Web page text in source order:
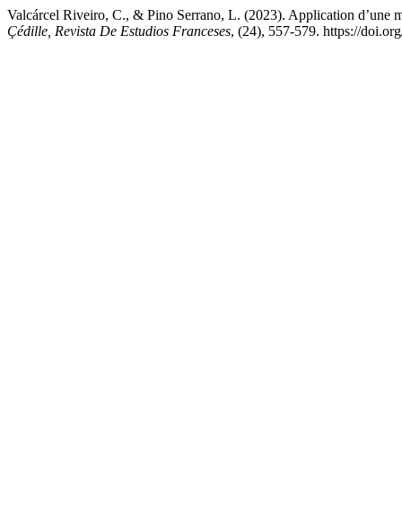
Valcárcel Riveiro, C., & Pino Serrano, L. (2023). Application d’une
Çédille, Revista De Estudios Franceses, (24), 557-579. https://